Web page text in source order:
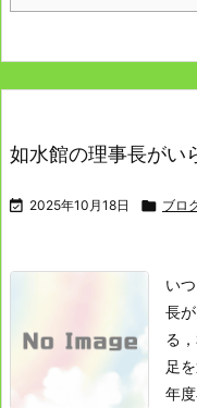
如水館の理事長がい
 2025年10月18日  ブロ
い
長
る
足
年